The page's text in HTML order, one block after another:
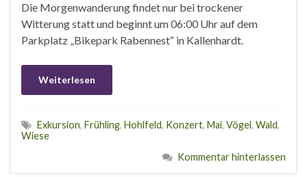
Die Morgenwanderung findet nur bei trockener
Witterung statt und beginnt um 06:00 Uhr auf dem
Parkplatz „Bikepark Rabennest“ in Kallenhardt.
Weiterlesen
Exkursion, Frühling, Hohlfeld, Konzert, Mai, Vögel, Wald,
Wiese
Kommentar hinterlassen